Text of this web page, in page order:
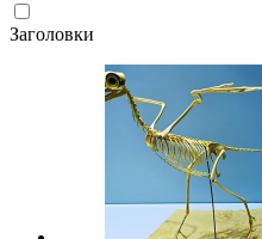
Заголовки